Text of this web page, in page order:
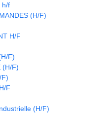
h/f
(H/F)
H/F
F)
(H/F)
F)
F
(H/F)